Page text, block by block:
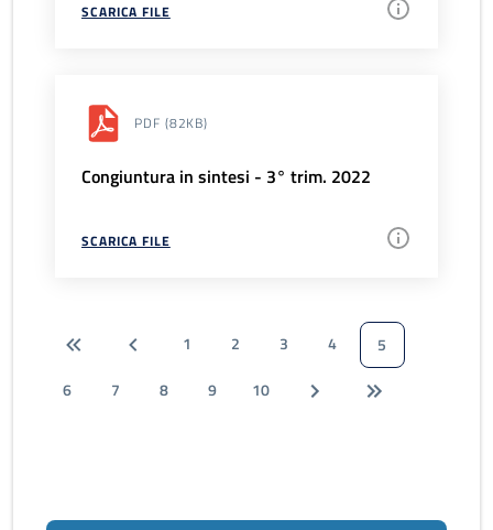
SCARICA FILE
PDF (82KB)
Congiuntura in sintesi - 3° trim. 2022
SCARICA FILE
1 2 3 4
5
6
7 8 9 10